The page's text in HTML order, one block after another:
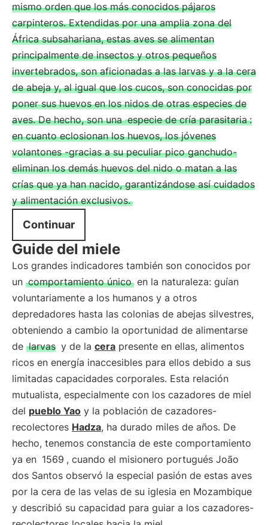
mismo orden que los más conocidos pájaros
carpinteros. Extendidas por una amplia zona del
África subsahariana, estas aves se alimentan
principalmente de insectos y otros pequeños
invertebrados, son aficionadas a las larvas y a la cera
de abeja y, al igual que los cucos, son conocidas por
poner sus huevos en los nidos de otras especies de
aves. De hecho, son una especie de cría parasitaria :
en cuanto eclosionan los huevos, los jóvenes
volantones -gracias a su peculiar pico ganchudo-
eliminan los demás huevos del nido o matan a las
crías que ya han nacido, garantizándose así cuidados
y alimentación exclusivos.
Continuar
Guide del miele
Los grandes indicadores también son conocidos por
un comportamiento único en la naturaleza: guían
voluntariamente a los humanos y a otros
depredadores hasta las colonias de abejas silvestres,
obteniendo a cambio la oportunidad de alimentarse
de larvas y de la cera presente en ellas, alimentos
ricos en energía inaccesibles para ellos debido a sus
limitadas capacidades corporales. Esta relación
mutualista, especialmente con los cazadores de miel
del pueblo Yao y la población de cazadores-
recolectores Hadza, ha durado miles de años. De
hecho, tenemos constancia de este comportamiento
ya en 1569 , cuando el misionero portugués João
dos Santos observó la especial pasión de estas aves
por la cera de las velas de su iglesia en Mozambique
y describió su capacidad para guiar a los cazadores-